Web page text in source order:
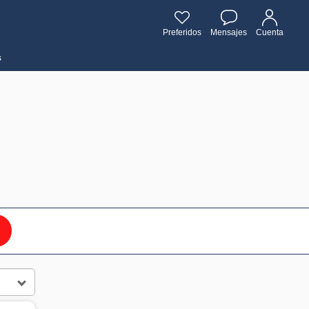
Preferidos Mensajes Cuenta